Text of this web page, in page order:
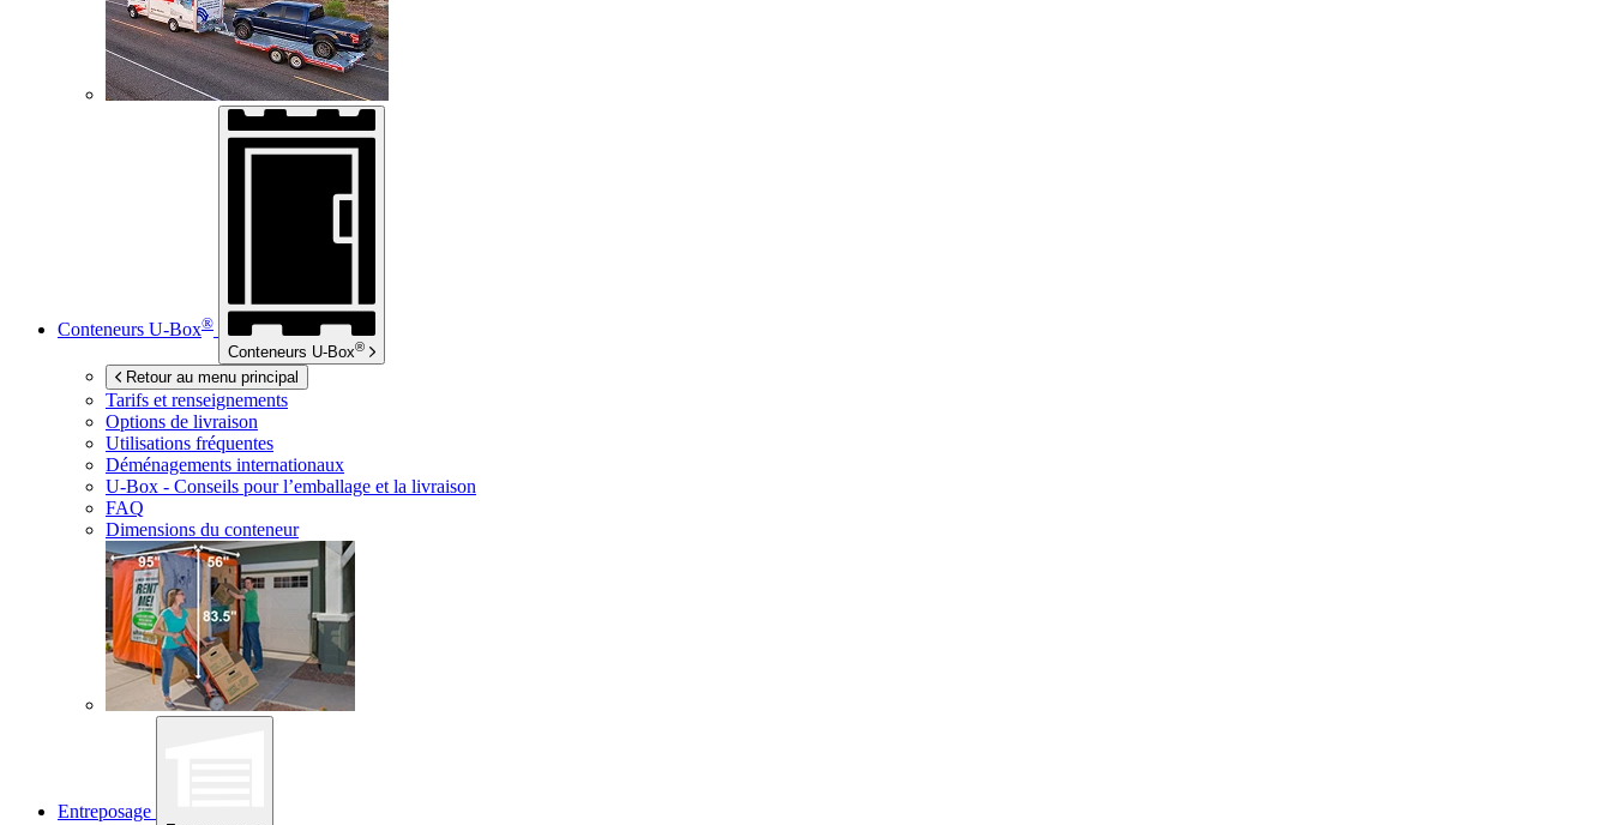
Conteneurs U-Box®
Conteneurs U-Box®
Retour au menu principal
Tarifs et renseignements
Options de livraison
Utilisations fréquentes
Déménagements internationaux
U-Box - Conseils pour l’emballage et la livraison
FAQ
Dimensions du conteneur
Entreposage